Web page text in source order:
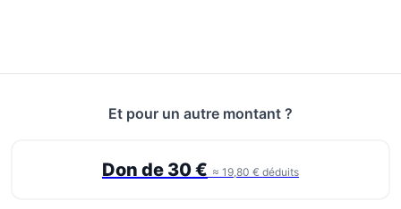
Et pour un autre montant ?
Don de 30 € ≈ 19,80 € déduits